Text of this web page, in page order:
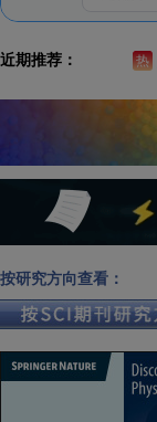
近期推荐： 热
按研究方向查看：